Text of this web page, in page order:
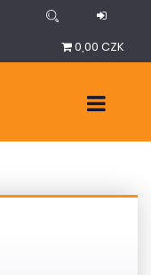
0,00 CZK